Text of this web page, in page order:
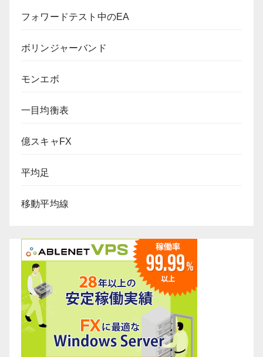
フォワードテスト中のEA
ボリンジャーバンド
モンエボ
一目均衡表
億スキャFX
平均足
移動平均線